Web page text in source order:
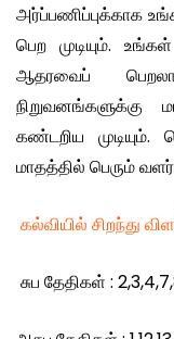
அர்ப்பணிப்புக்காக
பெற முடியும்.
ஆதரவைப்
கண்டறிய
மாதத்தில் பெரும்
கல்வியில் சிறந்து
சுப தேதிகள் :